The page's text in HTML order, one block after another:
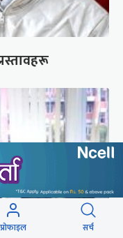
प्रोफाइल सर्च